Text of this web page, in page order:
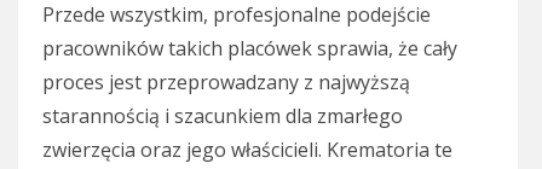
Przede wszystkim, profesjonalne podejście
pracowników takich placówek sprawia, że cały
proces jest przeprowadzany z najwyższą
starannością i szacunkiem dla zmarłego
zwierzęcia oraz jego właścicieli. Krematoria te